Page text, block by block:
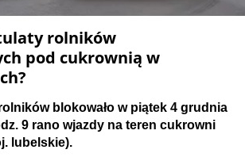
rolników
pod cukrownią w
blokowało w piątek 4 grudnia
9 rano wjazdy na teren cukrowni
lubelskie).